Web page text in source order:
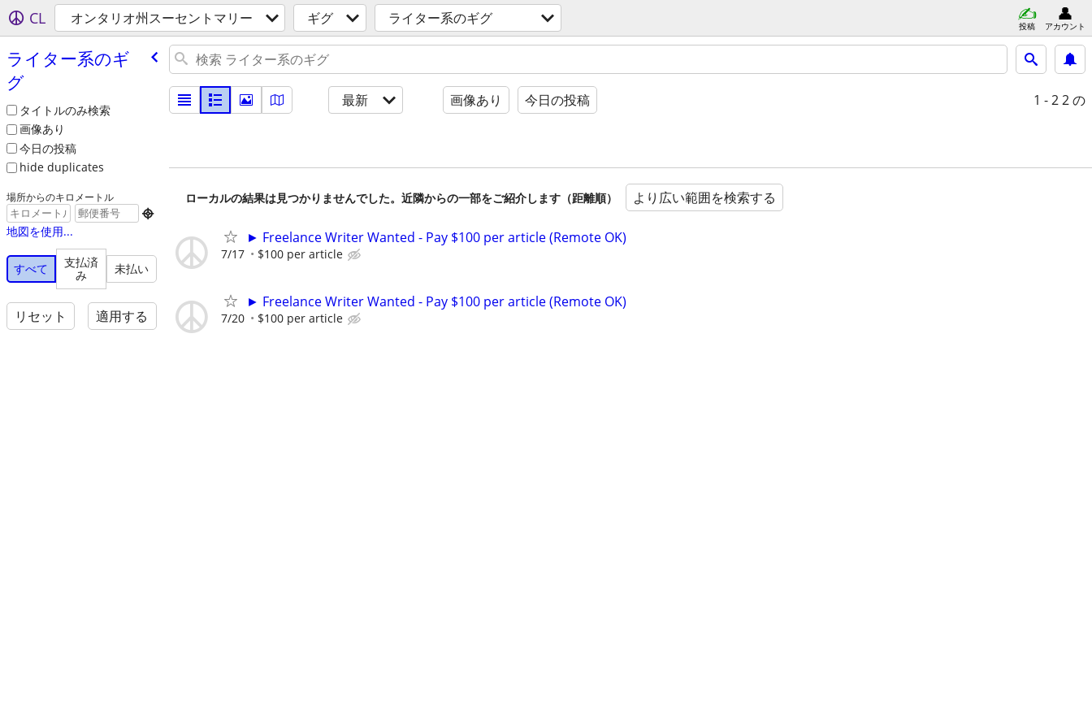
CL オンタリオ州スーセントマリー ギグ ライター系のギグ 投稿 アカウント
ライター系のギ
グ
タイトルのみ検索
画像あり
今日の投稿
hide duplicates
場所からのキロメートル

地図を使用...
すべて
支払済
み
未払い
リセット 適用する
最新 画像あり 今日の投稿 1 - 22 の
ローカルの結果は見つかりませんでした。近隣からの一部をご紹介します（距離順） より広い範囲を検索する
► Freelance Writer Wanted - Pay $100 per article (Remote OK)
7/17 $100 per article
► Freelance Writer Wanted - Pay $100 per article (Remote OK)
7/20 $100 per article